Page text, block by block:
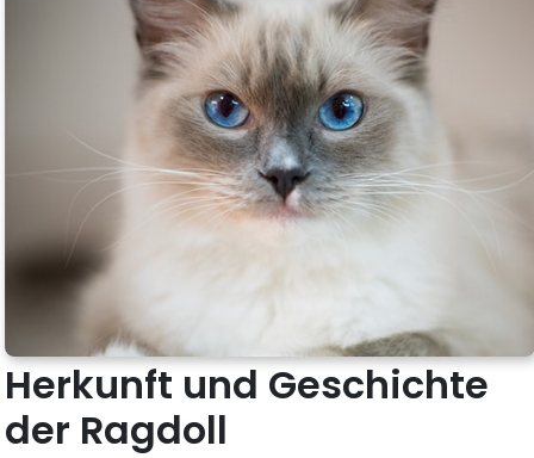
Herkunft und Geschichte
der Ragdoll